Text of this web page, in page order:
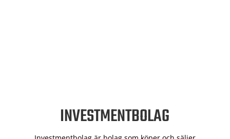
INVESTMENTBOLAG